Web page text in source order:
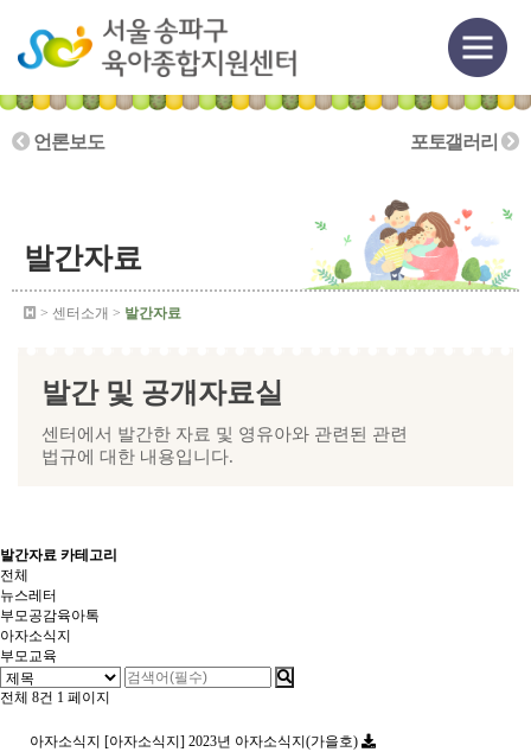
언론보도 포토갤러리
발간자료
> 센터소개 > 발간자료
발간 및 공개자료실
센터에서 발간한 자료 및 영유아와 관련된 관련
법규에 대한 내용입니다.
발간자료 카테고리
전체
뉴스레터
부모공감육아톡
아자소식지
부모교육
전체 8건 1 페이지
아자소식지 [아자소식지] 2023년 아자소식지(가을호)